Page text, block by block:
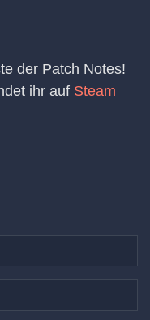
der Patch Notes!
ihr auf Steam